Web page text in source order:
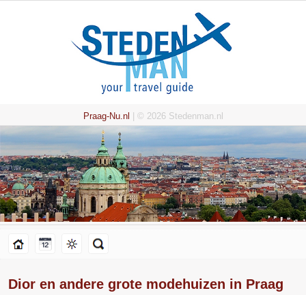
Praag-Nu.nl | © 2026 Stedenman.nl
Dior en andere grote modehuizen in Praag